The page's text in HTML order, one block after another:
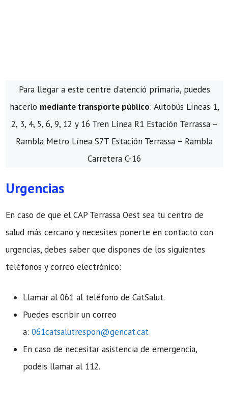
Para llegar a este centre d’atenció primaria, puedes
hacerlo mediante transporte público: Autobús Líneas 1,
2, 3, 4, 5, 6, 9, 12 y 16 Tren Línea R1 Estación Terrassa –
Rambla Metro Línea S7T Estación Terrassa – Rambla
Carretera C-16
Urgencias
En caso de que el CAP Terrassa Oest sea tu centro de
salud más cercano y necesites ponerte en contacto con
urgencias, debes saber que dispones de los siguientes
teléfonos y correo electrónico:
Llamar al 061 al teléfono de CatSalut.
Puedes escribir un correo
a: 061catsalutrespon@gencat.cat
En caso de necesitar asistencia de emergencia,
podéis llamar al 112.